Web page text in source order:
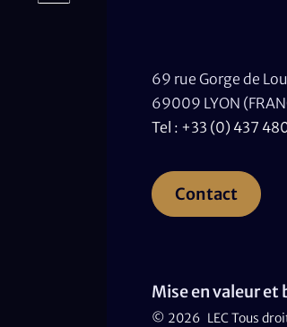
69 rue Gorge de
69009 LYON
Tel : +33 (0) 437
Contact
Mise en valeur et
© 2026 LEC Tous